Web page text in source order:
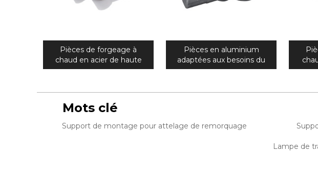
Pièces de forgeage à
chaud en acier de haute
précision OEM pour arbre
Pièces en aluminium
adaptées aux besoins du
client de moto de
forgéee de haute précision
Mots clé
Support de montage pour attelage de remorquage
Lampe de